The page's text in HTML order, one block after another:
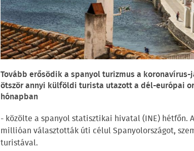
Tovább erősödik a spanyol turizmus a
ötször annyi külföldi turista utazott a dél-európai
hónapban
- közölte a spanyol statisztikai hivatal (INE) hétfőn.
millióan választották úti célul Spanyolországot,
turistával.